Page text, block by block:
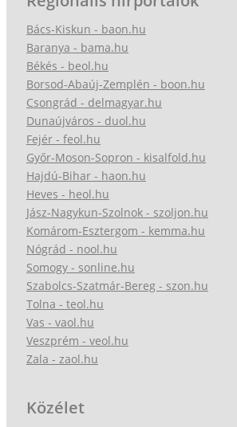
Bács-Kiskun - baon.hu
Baranya - bama.hu
Békés - beol.hu
Borsod-Abaúj-Zemplén - boon.hu
Csongrád - delmagyar.hu
Dunaújváros - duol.hu
Fejér - feol.hu
Győr-Moson-Sopron - kisalfold.hu
Hajdú-Bihar - haon.hu
Heves - heol.hu
Jász-Nagykun-Szolnok - szoljon.hu
Komárom-Esztergom - kemma.hu
Nógrád - nool.hu
Somogy - sonline.hu
Szabolcs-Szatmár-Bereg - szon.hu
Tolna - teol.hu
Vas - vaol.hu
Veszprém - veol.hu
Zala - zaol.hu
Közélet